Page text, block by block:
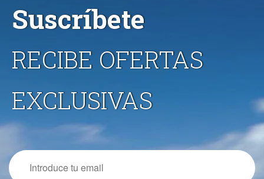
Suscríbete
RECIBE OFERTAS
EXCLUSIVAS
Email